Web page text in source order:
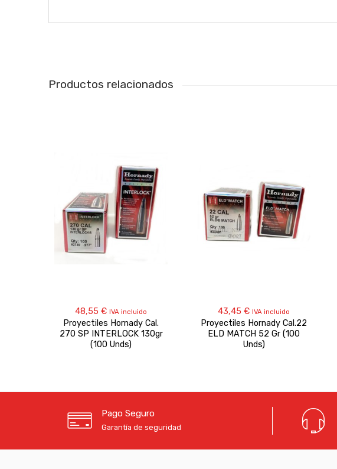
Productos relacionados
48,55 € IVA incluido
Proyectiles Hornady Cal.
270 SP INTERLOCK 130gr
(100 Unds)
43,45 € IVA incluido
Proyectiles Hornady Cal.22
ELD MATCH 52 Gr (100
Unds)
Pago Seguro
Garantía de seguridad